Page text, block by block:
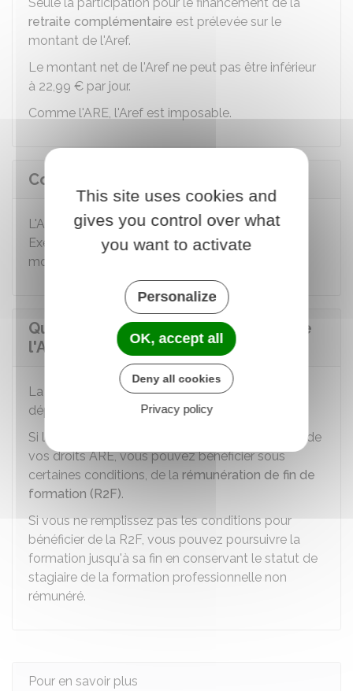
retraite complémentaire est prélevée sur le
montant de l'Aref.
Le montant net de l'Aref ne peut pas être inférieur
à 22,99 € par jour.
Comme l'ARE, l'Aref est imposable.
Comment est versée l'Aref ?
L'Aref est versée chaque mois, à terme échu.
Exemple : début novembre pour l'allocation du
mois d'octobre.
Quelle est la durée de versement de
l'Aref ?
La durée de versement de l'Aref ne peut pas
dépasser la durée des droits restant à l'ARE.
Si la durée de votre formation dépasse la durée de
vos droits ARE, vous pouvez bénéficier sous
certaines conditions, de la rémunération de fin de
formation (R2F).
Si vous ne remplissez pas les conditions pour
bénéficier de la R2F, vous pouvez poursuivre la
formation jusqu'à sa fin en conservant le statut de
stagiaire de la formation professionnelle non
rémunéré.
Pour en savoir plus
This site uses cookies and
gives you control over what
you want to activate
Personalize
OK, accept all
Deny all cookies
Privacy policy